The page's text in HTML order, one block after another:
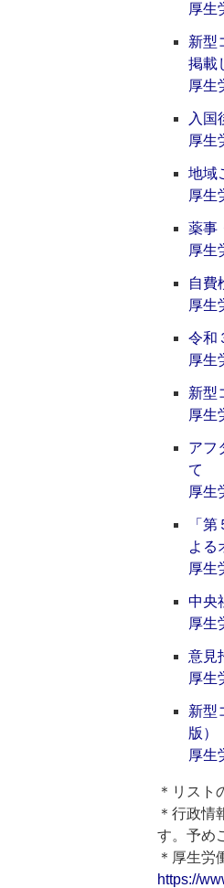
厚生
新型
掲載
厚生
入国
厚生
地域
厚生
薬事
厚生
自費
厚生
令和
厚生
新型
厚生
アフ
て
厚生
「
よる
厚生
中央
厚生
意見
厚生
新型
版）
厚生
＊リスト
＊行政情
す。予め
＊厚生
https://